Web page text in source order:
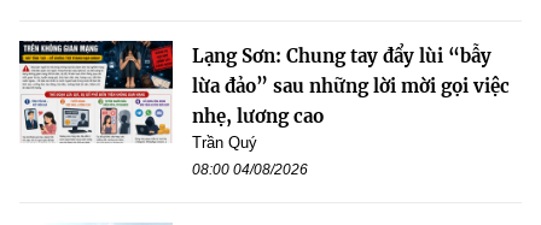
Lạng Sơn: Chung tay đẩy lùi “bẫy
lừa đảo” sau những lời mời gọi việc
nhẹ, lương cao
Trần Quý
08:00 04/08/2026